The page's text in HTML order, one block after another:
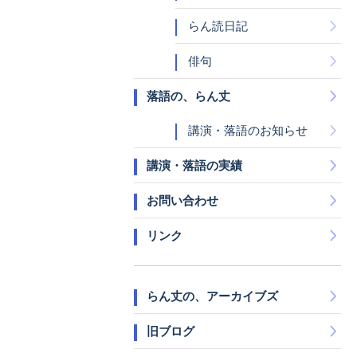
らん読日記
俳句
落語の、らん丈
講演・落語のお知らせ
講演・落語の実績
お問い合わせ
リンク
らん丈の、アーカイブズ
旧ブログ